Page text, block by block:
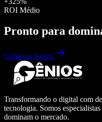
ROI Médio
Pronto para
Começar Agora
Transformando o digital com
tecnologia. Somos
dominam o mercado.